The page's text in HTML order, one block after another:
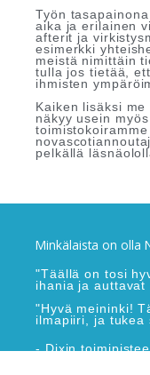
Työn
aika ja erilainen
afterit ja
esimerkki
meistä nimittäin
tulla jos tietää,
ihmisten
Kaiken lisäksi
näkyy usein
pelkällä
Minkälaista on olla
"Täällä on tosi
ihania ja
"Hyvä meininki!
ilmapiiri, ja tukea
- Dixin